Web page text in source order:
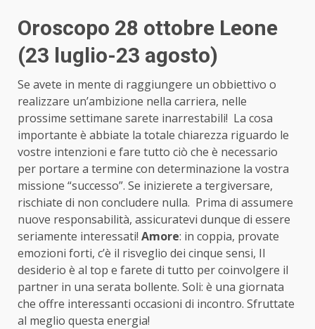
Oroscopo 28 ottobre Leone
(23 luglio-23 agosto)
Se avete in mente di raggiungere un obbiettivo o
realizzare un’ambizione nella carriera, nelle
prossime settimane sarete inarrestabili! La cosa
importante è abbiate la totale chiarezza riguardo le
vostre intenzioni e fare tutto ciò che è necessario
per portare a termine con determinazione la vostra
missione “successo”. Se inizierete a tergiversare,
rischiate di non concludere nulla. Prima di assumere
nuove responsabilità, assicuratevi dunque di essere
seriamente interessati! Amore: in coppia, provate
emozioni forti, c’è il risveglio dei cinque sensi, Il
desiderio è al top e farete di tutto per coinvolgere il
partner in una serata bollente. Soli: è una giornata
che offre interessanti occasioni di incontro. Sfruttate
al meglio questa energia!